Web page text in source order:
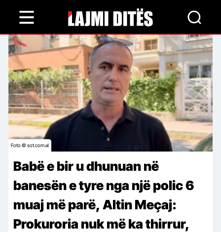
content
Foto © sot.com.al
Babë e bir u dhunuan në
banesën e tyre nga një polic 6
muaj më parë, Altin Meçaj:
Prokuroria nuk më ka thirrur,